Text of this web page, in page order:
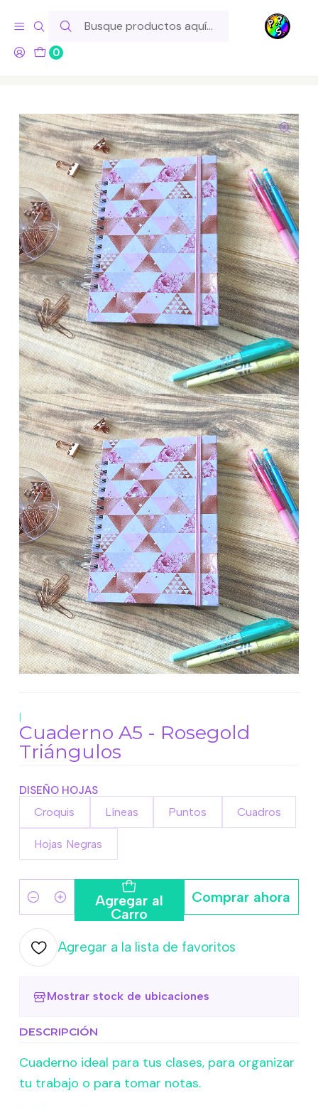
0
Hola! Si tu pedido incluye productos de fabricación propia,
ten en cuenta este tiempo para el despacho
Inicio Lo Hacemos Nosotros
|
Cuaderno A5 - Rosegold
Triángulos
DISEÑO HOJAS
Croquis Líneas Puntos Cuadros
Hojas Negras
Cantidad Agregar al
Carro
Comprar ahora
Agregar a la lista de favoritos
Mostrar stock de ubicaciones
DESCRIPCIÓN
Cuaderno ideal para tus clases, para organizar
tu trabajo o para tomar notas.